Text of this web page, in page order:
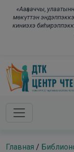
«Ааҕааччы,
мөкүттэн
киниэхэ
Skip to main content
Главная /